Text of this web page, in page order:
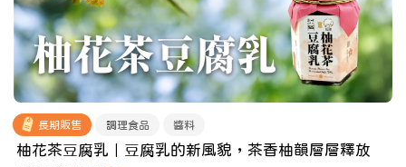
長期販售 調理食品 醬料
柚花茶豆腐乳｜豆腐乳的新風貌，茶香柚韻層層釋放